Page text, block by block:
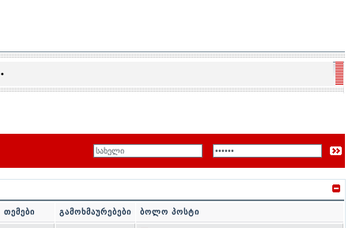
•
თემები გამოხმაურებები ბოლო პოსტი